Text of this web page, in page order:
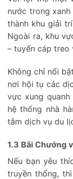
nước trong xanh
thành khu giải
Ngoài ra, khu
– tuyến cáp treo
Không chỉ nổi
nơi hội tụ các
vực xung quanh
hệ thống nhà
tâm dịch vụ du
1.3 Bãi Chướng
Nếu bạn yêu
truyền thống,